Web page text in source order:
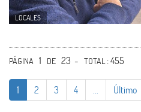
LOCALES
PÁGINA 1 DE 23 - TOTAL: 455
1 2 3 4 Último